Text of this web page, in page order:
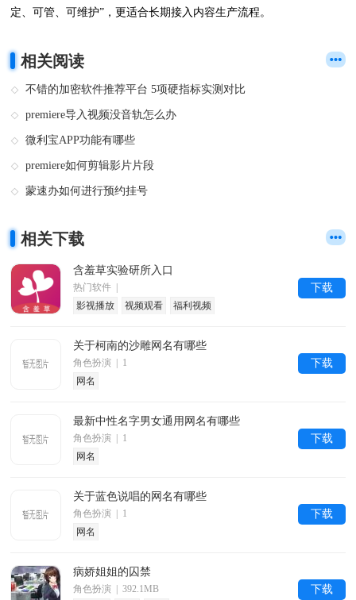
定、可管、可维护”，更适合长期接入内容生产流程。
相关阅读
不错的加密软件推荐平台 5项硬指标实测对比
premiere导入视频没音轨怎么办
微利宝APP功能有哪些
premiere如何剪辑影片片段
蒙速办如何进行预约挂号
相关下载
含羞草实验研所入口
热门软件 |
影视播放
视频观看 福利视频
下载
关于柯南的沙雕网名有哪些
角色扮演 | 1
网名
下载
最新中性名字男女通用网名有哪些
角色扮演 | 1
网名
下载
关于蓝色说唱的网名有哪些
角色扮演 | 1
网名
下载
病娇姐姐的囚禁
角色扮演 | 392.1MB 下载